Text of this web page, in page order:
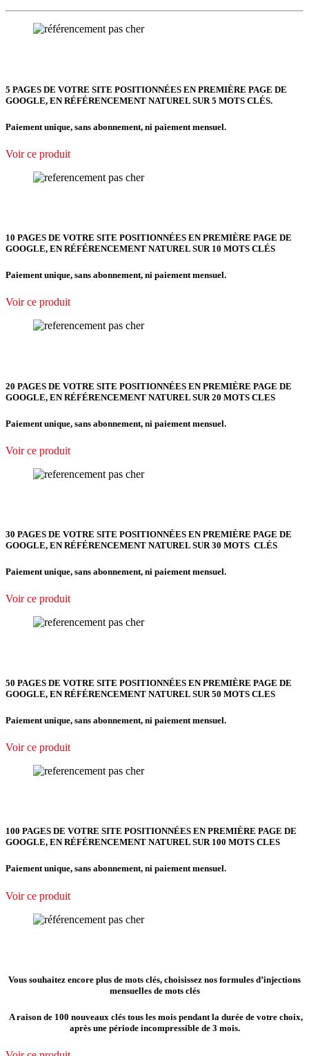
5 PAGES DE VOTRE SITE POSITIONNÉES EN PREMIÈRE PAGE DE
GOOGLE, EN RÉFÉRENCEMENT NATUREL SUR 5 MOTS CLÉS.
Paiement unique, sans abonnement, ni paiement mensuel.
Voir ce produit
10 PAGES DE VOTRE SITE POSITIONNÉES EN PREMIÈRE PAGE DE
GOOGLE, EN RÉFÉRENCEMENT NATUREL SUR 10 MOTS CLÉS
Paiement unique, sans abonnement, ni paiement mensuel.
Voir ce produit
20 PAGES DE VOTRE SITE POSITIONNÉES EN PREMIÈRE PAGE DE
GOOGLE, EN RÉFÉRENCEMENT NATUREL SUR 20 MOTS CLES
Paiement unique, sans abonnement, ni paiement mensuel.
Voir ce produit
30 PAGES DE VOTRE SITE POSITIONNÉES EN PREMIÈRE PAGE DE
GOOGLE, EN RÉFÉRENCEMENT NATUREL SUR 30 MOTS CLÉS
Paiement unique, sans abonnement, ni paiement mensuel.
Voir ce produit
50 PAGES DE VOTRE SITE POSITIONNÉES EN PREMIÈRE PAGE DE
GOOGLE, EN RÉFÉRENCEMENT NATUREL SUR 50 MOTS CLES
Paiement unique, sans abonnement, ni paiement mensuel.
Voir ce produit
100 PAGES DE VOTRE SITE POSITIONNÉES EN PREMIÈRE PAGE DE
GOOGLE, EN RÉFÉRENCEMENT NATUREL SUR 100 MOTS CLES
Paiement unique, sans abonnement, ni paiement mensuel.
Voir ce produit
Vous souhaitez encore plus de mots clés, choisissez nos formules d’injections
mensuelles de mots clés
A raison de 100 nouveaux clés tous les mois pendant la durée de votre choix,
après une période incompressible de 3 mois.